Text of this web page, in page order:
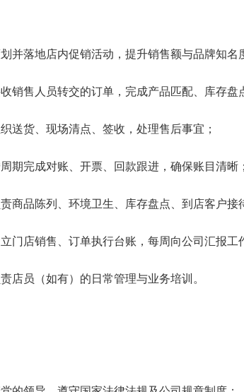
并落地店内促销活动，提升销售额与品牌知名
销售人员转交的订单，完成产品匹配、库存盘
送货、现场清点、签收，处理售后事宜；
期完成对账、开票、回款跟进，确保账目清晰
商品陈列、环境卫生、库存盘点、到店客户接
门店销售、订单执行台账，每周向公司汇报工
店员（如有）的日常管理与业务培训。